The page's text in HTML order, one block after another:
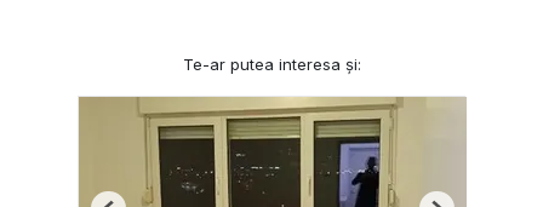
Te-ar putea interesa și: